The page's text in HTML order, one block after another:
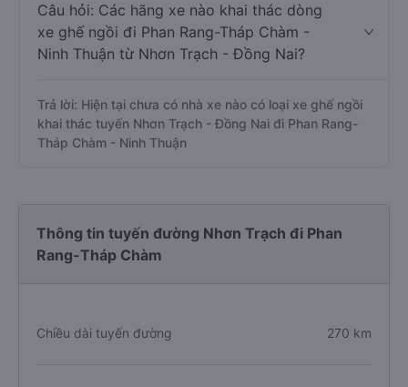
Câu hỏi: Các hãng xe nào khai thác dòng
xe ghế ngồi đi Phan Rang-Tháp Chàm -
Ninh Thuận từ Nhơn Trạch - Đồng Nai?
Trả lời: Hiện tại chưa có nhà xe nào có loại xe ghế ngồi
khai thác tuyến Nhơn Trạch - Đồng Nai đi Phan Rang-
Tháp Chàm - Ninh Thuận
Thông tin tuyến đường Nhơn Trạch đi Phan
Rang-Tháp Chàm
Chiều dài tuyến đường 270 km